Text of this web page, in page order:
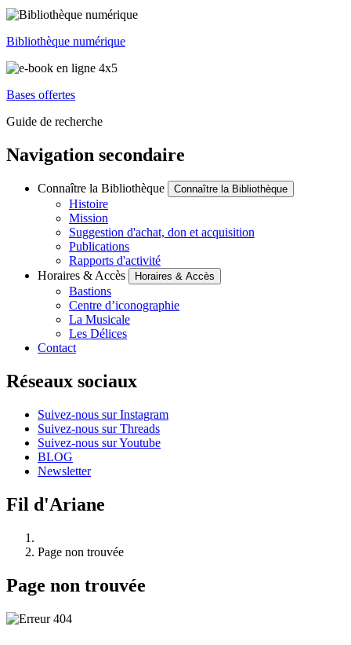
Bibliothèque numérique
Bases offertes
Guide de recherche
Navigation secondaire
Connaître la Bibliothèque Connaître la Bibliothèque
Histoire
Mission
Suggestion d'achat, don et acquisition
Publications
Rapports d'activité
Horaires & Accès
Horaires & Accès
Bastions
Centre d’iconographie
La Musicale
Les Délices
Contact
Réseaux sociaux
Suivez-nous sur Instagram
Suivez-nous sur Threads
Suivez-nous sur Youtube
BLOG
Newsletter
Fil d'Ariane
Page non trouvée
Page non trouvée